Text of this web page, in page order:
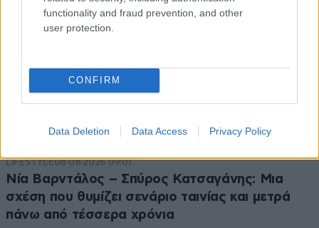
functionality and fraud prevention, and other
user protection.
CONFIRM
Data Deletion Data Access Privacy Policy
LIFESTYLE08·08·2026 09:01
Νία Βαρντάλος – Σπύρος Κατσαγάνης: Μια
σχέση που θυμίζει σενάριο ταινίας και μετρά
πάνω από τέσσερα χρόνια